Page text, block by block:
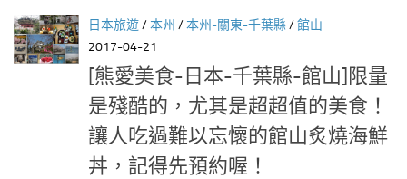
日本旅遊/本州 /本州-關東-千葉縣/館山
2017-04-21
[熊愛美食-日本-千葉縣-館山]限量
是殘酷的，尤其是超超值的美食！
讓人吃過難以忘懷的館山炙燒海鮮
丼，記得先預約喔！